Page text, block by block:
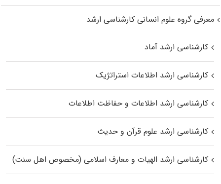
معرفی گروه علوم انسانی کارشناسی ارشد
کارشناسی ارشد آماد
کارشناسی ارشد اطلاعات استراتژیک
کارشناسی ارشد اطلاعات و حفاظت اطلاعات
کارشناسی ارشد علوم قرآن و حدیث
کارشناسی ارشد الهیات و معارف اسلامی (مخصوص اهل سنت)